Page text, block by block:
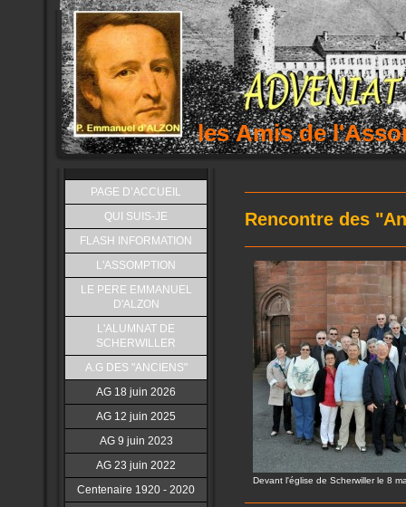
les Amis de
PAGE D’ACCUEIL
QUI SUIS-JE
FLASH INFORMATION
L'ASSOMPTION
LE PERE EMMANUEL
D'ALZON
L'ALUMNAT DE
SCHERWILLER
A.G DES "ANCIENS"
AG 18 juin 2026
AG 12 juin 2025
AG 9 juin 2023
AG 23 juin 2022
Centenaire 1920 - 2020
Rencontre des
Devant l'église de Scherwiller le 8